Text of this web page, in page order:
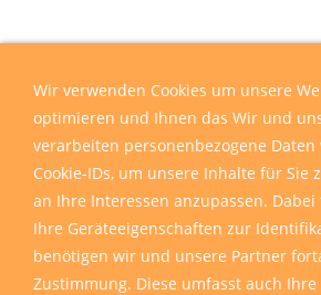
Wir verwenden Cookies um unsere
optimieren und Ihnen das Wir und
verarbeiten personenbezogene
Cookie-IDs, um unsere Inhalte für Sie
an Ihre Interessen anzupassen.
Ihre Geräteeigenschaften zur
benötigen wir und unsere Partner
Zustimmung. Diese umfasst auch